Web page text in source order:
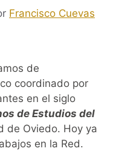
Francisco Cuevas
de
coordinado por
en el siglo
de Estudios del
de Oviedo. Hoy ya
en la Red.